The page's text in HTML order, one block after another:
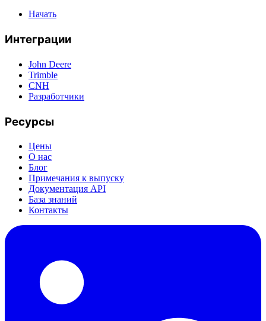
Начать
Интеграции
John Deere
Trimble
CNH
Разработчики
Ресурсы
Цены
О нас
Блог
Примечания к выпуску
Документация API
База знаний
Контакты